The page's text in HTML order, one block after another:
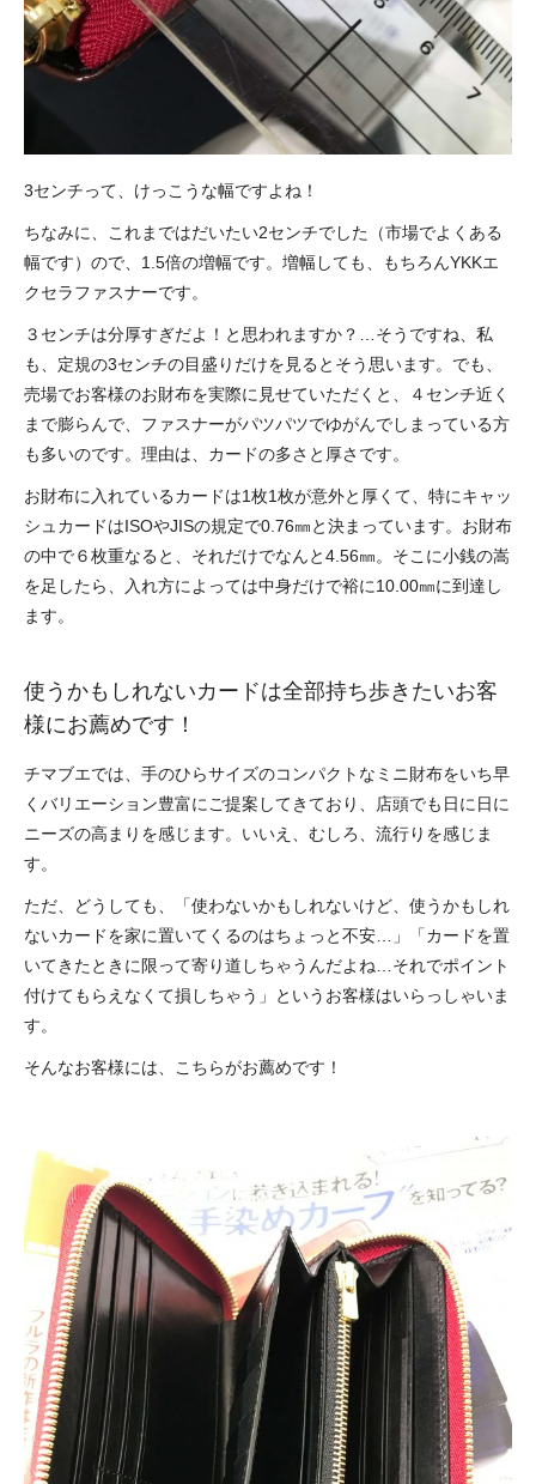
3センチって、けっこうな幅ですよね！
ちなみに、これまではだいたい2センチでした（市場でよくある
幅です）ので、1.5倍の増幅です。増幅しても、もちろんYKKエ
クセラファスナーです。
３センチは分厚すぎだよ！と思われますか？…そうですね、私
も、定規の3センチの目盛りだけを見るとそう思います。でも、
売場でお客様のお財布を実際に見せていただくと、４センチ近く
まで膨らんで、ファスナーがパツパツでゆがんでしまっている方
も多いのです。理由は、カードの多さと厚さです。
お財布に入れているカードは1枚1枚が意外と厚くて、特にキャッ
シュカードはISOやJISの規定で0.76㎜と決まっています。お財布
の中で６枚重なると、それだけでなんと4.56㎜。そこに小銭の嵩
を足したら、入れ方によっては中身だけで裕に10.00㎜に到達し
ます。
使うかもしれないカードは全部持ち歩きたいお客
様にお薦めです！
チマブエでは、手のひらサイズのコンパクトなミニ財布をいち早
くバリエーション豊富にご提案してきており、店頭でも日に日に
ニーズの高まりを感じます。いいえ、むしろ、流行りを感じま
す。
ただ、どうしても、「使わないかもしれないけど、使うかもしれ
ないカードを家に置いてくるのはちょっと不安…」「カードを置
いてきたときに限って寄り道しちゃうんだよね…それでポイント
付けてもらえなくて損しちゃう」というお客様はいらっしゃいま
す。
そんなお客様には、こちらがお薦めです！